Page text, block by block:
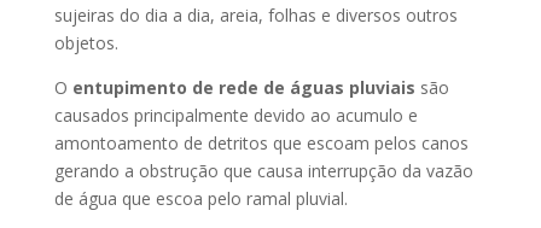
sujeiras do dia a dia, areia, folhas e diversos outros
objetos.
O entupimento de rede de águas pluviais são
causados principalmente devido ao acumulo e
amontoamento de detritos que escoam pelos canos
gerando a obstrução que causa interrupção da vazão
de água que escoa pelo ramal pluvial.